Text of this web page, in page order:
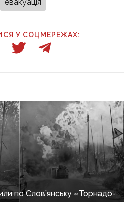
евакуація
У СОЦМЕРЕЖАХ:
по Слов’янську «Торнадо-